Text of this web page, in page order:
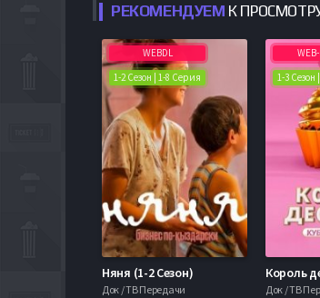
РЕКОМЕНДУЕМ К
WEBDL
1-2 Сезон | 1-8 Серия
Няня (1-2 Сезон)
Док / ТВ Передачи
1-3 Сезон
Док / ТВ